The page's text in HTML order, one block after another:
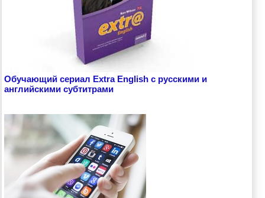
Обучающий сериал Extra English с русскими и
английскими субтитрами